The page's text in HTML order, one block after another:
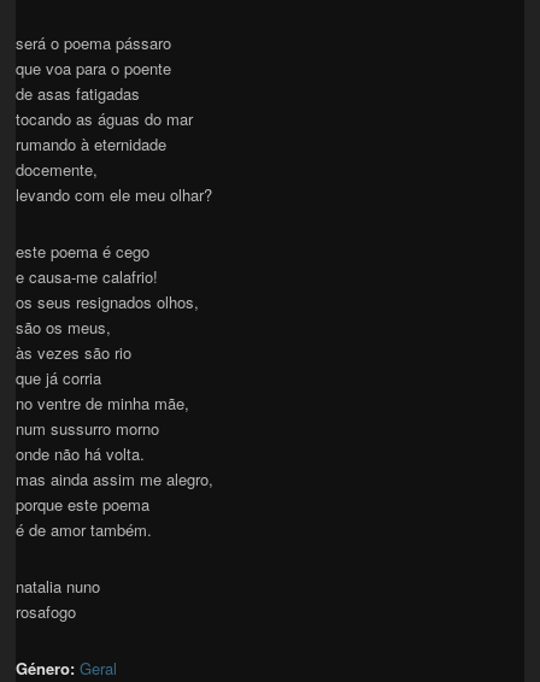
será o poema pássaro
que voa para o poente
de asas fatigadas
tocando as águas do mar
rumando à eternidade
docemente,
levando com ele meu olhar?
este poema é cego
e causa-me calafrio!
os seus resignados olhos,
são os meus,
às vezes são rio
que já corria
no ventre de minha mãe,
num sussurro morno
onde não há volta.
mas ainda assim me alegro,
porque este poema
é de amor também.
natalia nuno
rosafogo
Género:Geral